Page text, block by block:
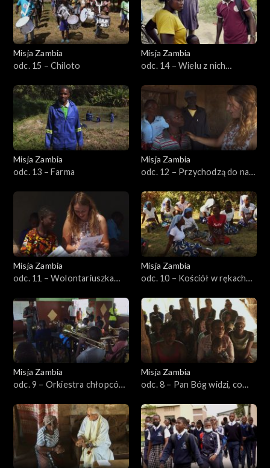
Misja Zambia
odc. 15 – Chiloto
Misja Zambia
odc. 14 – Wielu z nich
Misja Zambia
odc. 13 – Farma
Misja Zambia
odc. 12 – Przychodzą do nas,
Misja Zambia
odc. 11 – Wolontariuszka
Misja Zambia
odc. 10 – Kościół w rękach
Misja Zambia
odc. 9 – Orkiestra chłopców
Misja Zambia
odc. 8 – Pan Bóg widzi, co